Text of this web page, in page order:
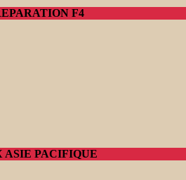
F4
ASIE PACIFIQUE